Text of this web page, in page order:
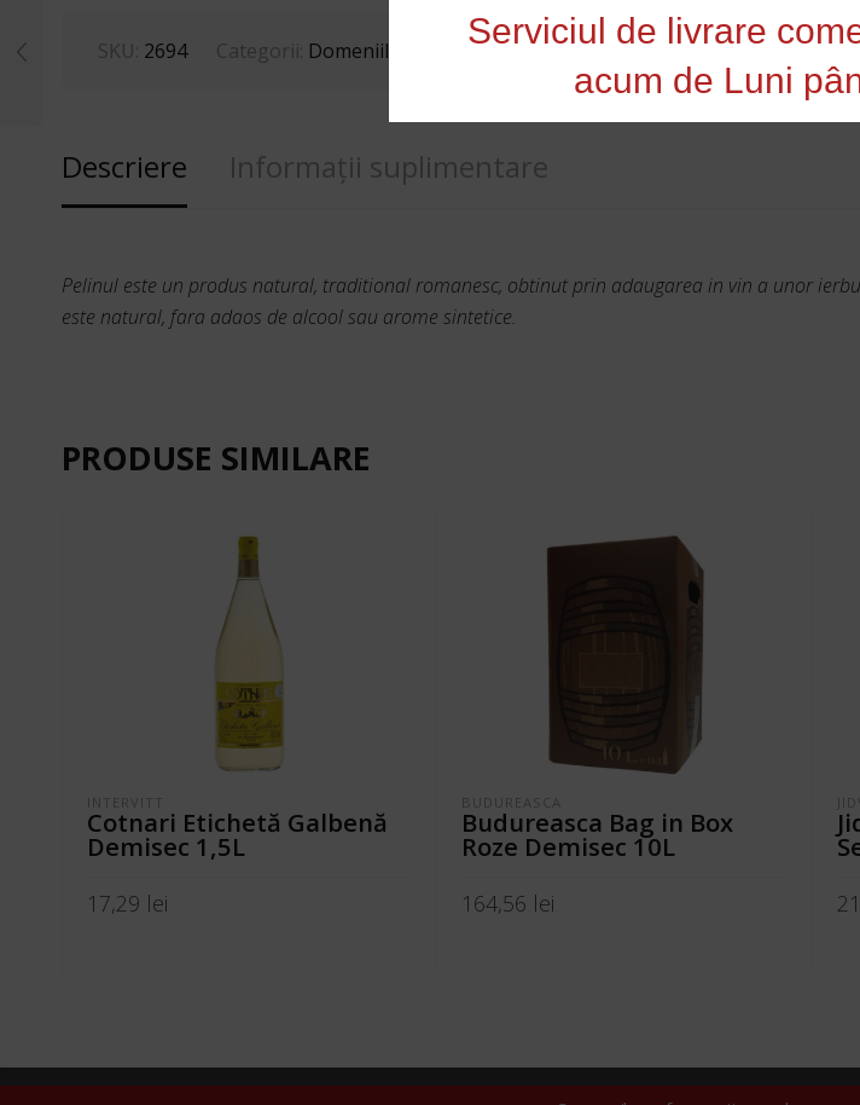
SKU: 2694 Categorii: Domeniile Urlati Pelin (Urlati)
Descriere Informații suplimentare
Pelinul este un produs natural, traditional romanesc, obtinut prin adaugarea in vin a unor
este natural, fara adaos de alcool sau arome sintetice.
PRODUSE SIMILARE
INTERVITT
Cotnari Etichetă Galbenă
Demisec 1,5L
17,29 lei
BUDUREASCA
Budureasca Bag in Box
Roze Demisec 10L
164,56 lei
Serviciul de livrare
acum de Luni